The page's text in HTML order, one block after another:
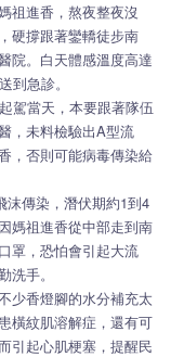
祖進香，熬夜整夜沒
硬撐跟著鑾轎徒步南
院。白天體感溫度高達
到急診。
駕當天，本要跟著隊伍
，未料檢驗出A型流
，否則可能病毒傳染給
沫傳染，潛伏期約1到4
媽祖進香從中部走到南
罩，恐怕會引起大流
手。
少香燈腳的水分補充太
橫紋肌溶解症，還有可
引起心肌梗塞，提醒民